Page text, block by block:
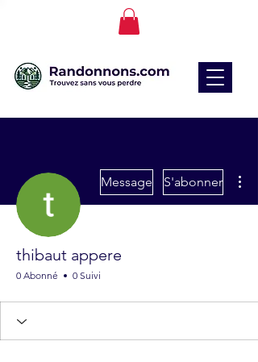
Message S'abonner
thibaut appere
0 Abonné 0 Suivi